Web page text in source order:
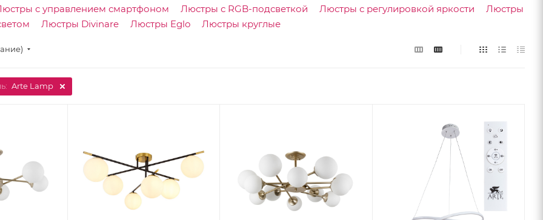
с управлением смартфоном Люстры с RGB-подсветкой Люстры с регулировкой яркости
Люстры
Люстры Divinare Люстры Eglo Люстры круглые
Arte Lamp